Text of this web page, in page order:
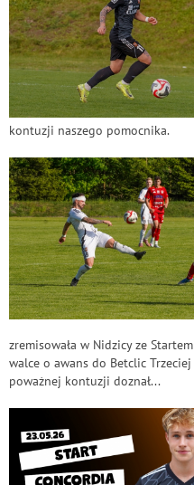
kontuzji naszego pomocnika.
zremisowała w Nidzicy ze
walce o awans do Betclic
poważnej kontuzji doznał...